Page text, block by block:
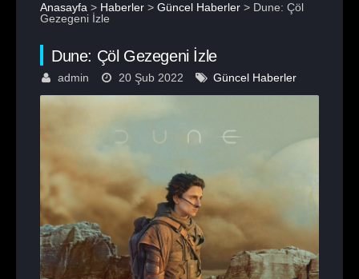
Anasayfa > Haberler > Güncel Haberler > Dune: Çöl
Gezegeni İzle
Dune: Çöl Gezegeni İzle
admin 20 Şub 2022 Güncel Haberler